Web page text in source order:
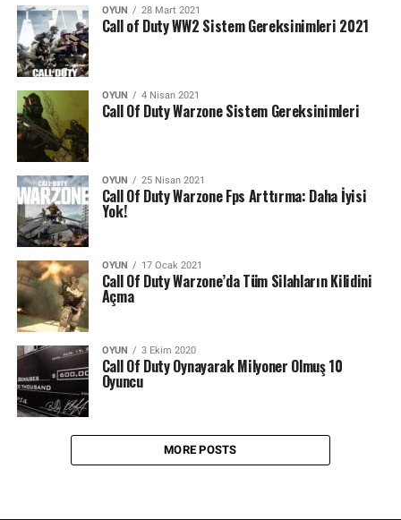
OYUN 28 Mart 2021
Call of Duty WW2 Sistem Gereksinimleri 2021
OYUN 4 Nisan 2021
Call Of Duty Warzone Sistem Gereksinimleri
OYUN 25 Nisan 2021
Call Of Duty Warzone Fps Arttırma: Daha İyisi
Yok!
OYUN 17 Ocak 2021
Call Of Duty Warzone’da Tüm Silahların Kilidini
Açma
OYUN 3 Ekim 2020
Call Of Duty Oynayarak Milyoner Olmuş 10
Oyuncu
MORE POSTS